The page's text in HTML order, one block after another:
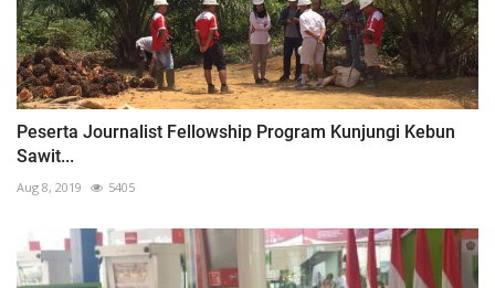
Peserta Journalist Fellowship Program Kunjungi Kebun
Sawit...
Aug 8, 2019 5405